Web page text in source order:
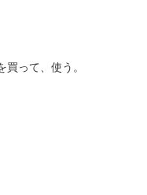
って、使う。